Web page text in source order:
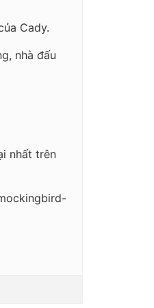
Cady.
nhà đấu
nhất trên